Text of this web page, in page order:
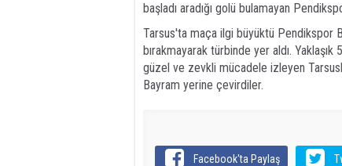
başladı aradığı golü bulamayan
Tarsus'ta maça ilgi büyüktü Pendikspor
bırakmayarak türbinde yer aldı.
güzel ve zevkli mücadele izleyen
Bayram yerine çevirdiler.
Facebook'ta Paylaş